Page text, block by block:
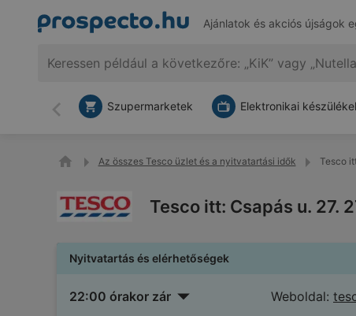
Ajánlatok és akciós újságok
Vissza
Szupermarketek Elektronikai
Az összes Tesco üzlet és a nyitvatartási idők Tesco
Tesco itt: Csapás u. 27.
Nyitvatartás és elérhetőségek
22:00 órakor zár Weboldal: